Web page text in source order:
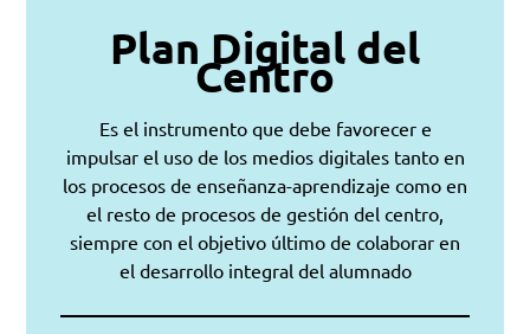
Plan Digital del
Centro
Es el instrumento que debe favorecer e
impulsar el uso de los medios digitales tanto en
los procesos de enseñanza-aprendizaje como en
el resto de procesos de gestión del centro,
siempre con el objetivo último de colaborar en
el desarrollo integral del alumnado